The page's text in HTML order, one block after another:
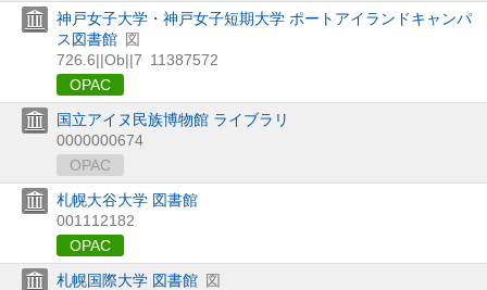
神戸女子大学・神戸女子短期大学 ポートアイランドキャンパ
ス図書館 図
726.6||Ob||7 11387572
OPAC
国立アイヌ民族博物館 ライブラリ
0000000674
OPAC
札幌大谷大学 図書館
001112182
OPAC
札幌国際大学 図書館 図